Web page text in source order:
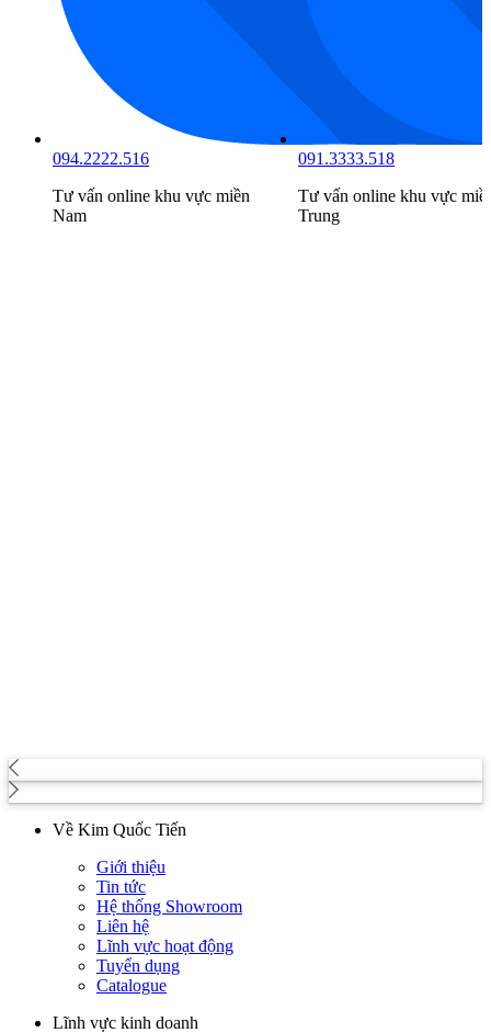
094.2222.516
Tư vấn online khu vực miền
Nam
091.3333.518
Tư vấn online khu vực
Trung
Về Kim Quốc Tiến
Giới thiệu
Tin tức
Hệ thống Showroom
Liên hệ
Lĩnh vực hoạt động
Tuyển dụng
Catalogue
Lĩnh vực kinh doanh